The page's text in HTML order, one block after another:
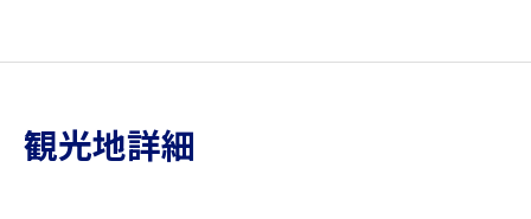
観光地詳細